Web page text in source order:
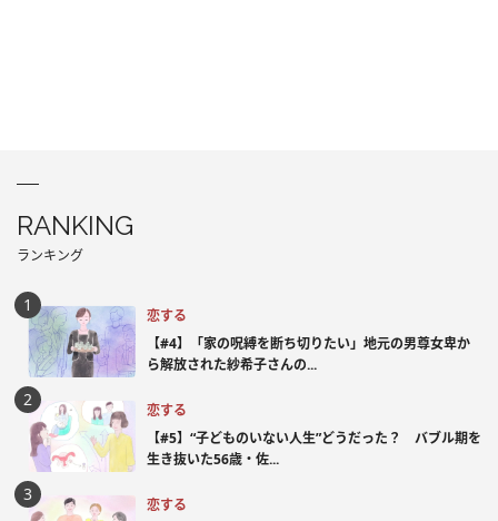
RANKING
ランキング
恋する
【#4】「家の呪縛を断ち切りたい」地元の男尊女卑か
ら解放された紗希子さんの...
恋する
【#5】“子どものいない人生”どうだった？ バブル期を
生き抜いた56歳・佐...
恋する